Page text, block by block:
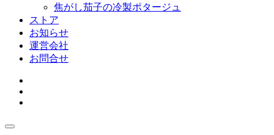
焦がし茄子の冷製ポタージュ
ストア
お知らせ
運営会社
お問合せ